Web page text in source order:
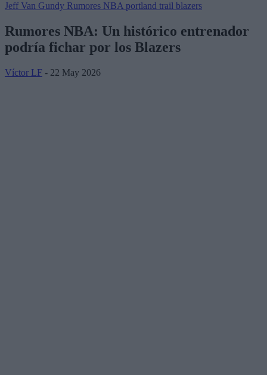
Jeff Van Gundy Rumores NBA portland trail blazers
Rumores NBA: Un histórico entrenador
podría fichar por los Blazers
Víctor LF - 22 May 2026